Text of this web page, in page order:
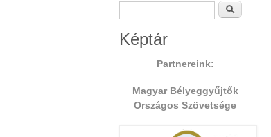
Keresés űrlap
Képtár
Partnereink:
Magyar Bélyeggyűjtők
Országos Szövetsége